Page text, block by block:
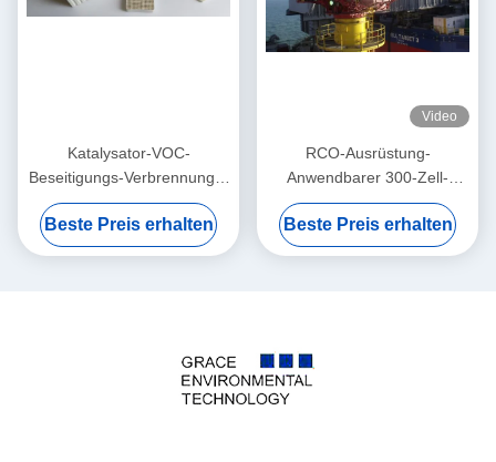
Katalysator-VOC-
Beseitigungs-Verbrennungs-
katalytische Oxidations-
Methode des
desodorierenden Mittels
Beste Preis erhalten
Video
RCO-Ausrüstung-
Anwendbarer 300-Zell-
Pt/Al2O3-Katalysator zur
Entfernung von VOC
Beste Preis erhalten